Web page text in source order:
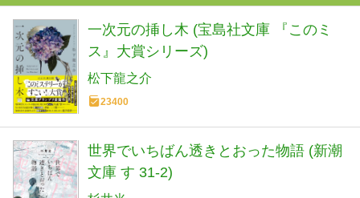
一次元の挿し木 (宝島社文庫 『このミ
ス』大賞シリーズ)
松下龍之介
23400
世界でいちばん透きとおった物語 (新潮
文庫 す 31-2)